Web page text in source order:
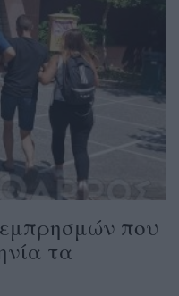
που
τα